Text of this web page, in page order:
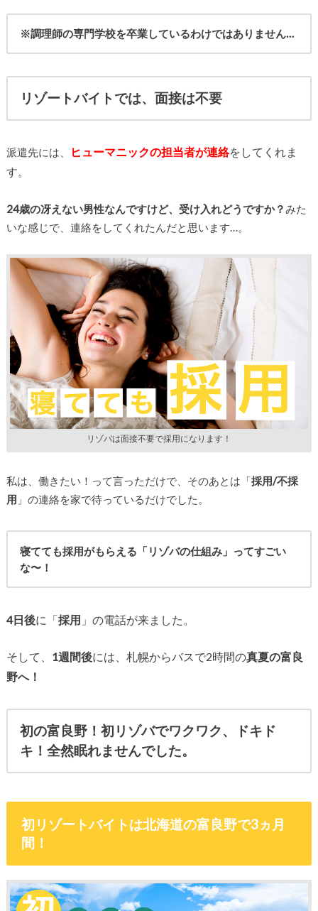
※調理師の専門学校を卒業しているわけではありません…
リゾートバイトでは、面接は不要
派遣先には、 ヒューマニックの担当者が連絡をしてくれま
す。
24歳の冴えない男性なんですけど、受け入れどうですか？みた
いな感じで、連絡をしてくれたんだと思います…。
リゾバは面接不要で採用になります！
私は、働きたい！って言っただけで、そのあとは「採用/不採
用 」の連絡を家で待っているだけでした。
寝てても採用がもらえる「リゾバの仕組み」ってすごい
な〜！
4日後に「採用 」の電話が来ました。
そして、 1週間後には、札幌からバスで2時間の真夏の富良
野へ！
初の富良野！初リゾバでワクワク、ドキド
キ！全然眠れませんでした。
初リゾートバイトは北海道の富良野で3ヵ月
間！